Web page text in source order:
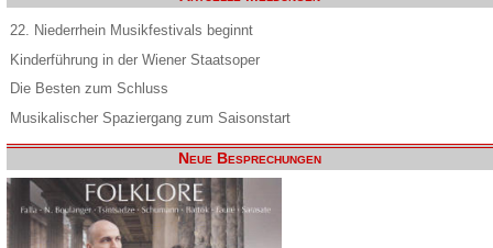
22. Niederrhein Musikfestivals beginnt
Kinderführung in der Wiener Staatsoper
Die Besten zum Schluss
Musikalischer Spaziergang zum Saisonstart
Neue Besprechungen